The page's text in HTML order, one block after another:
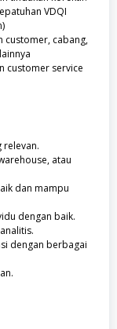
VDQI
customer, cabang,
customer service
relevan.
atau
dan mampu
dengan baik.
dengan berbagai